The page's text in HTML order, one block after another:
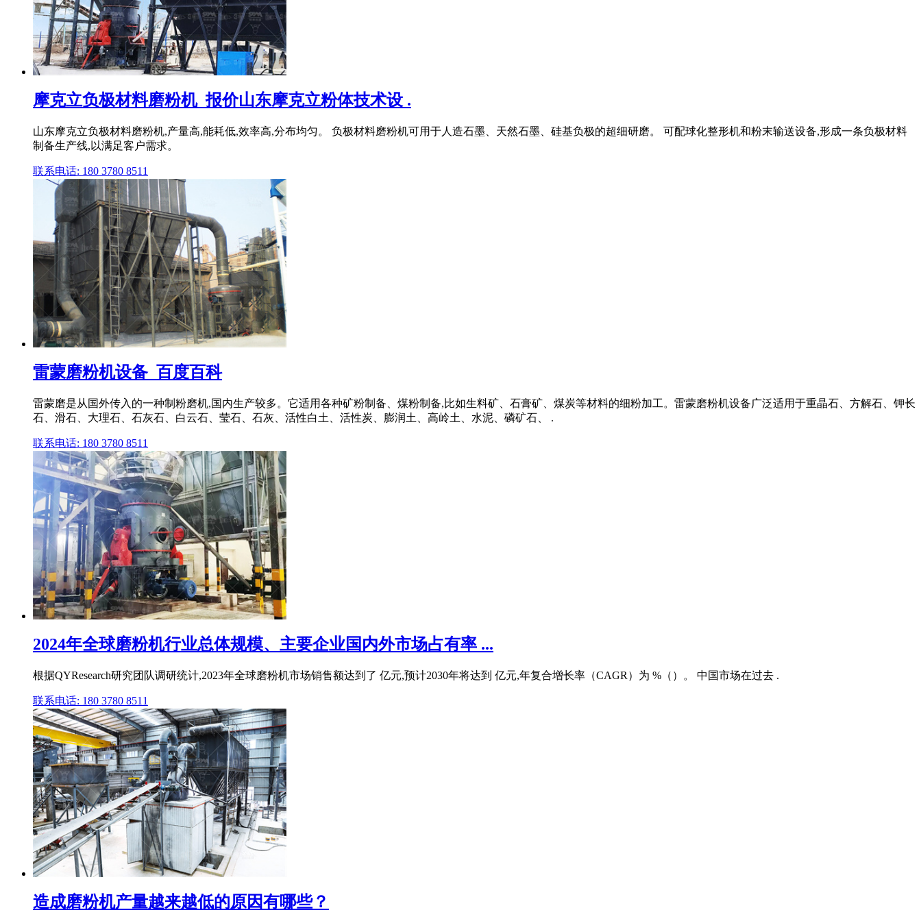
摩克立负极材料磨粉机_报价山东摩克立粉体技术设 .
山东摩克立负极材料磨粉机,产量高,能耗低,效率高,分布均匀。 负极材料磨粉机可用于人造石墨、天然石墨、硅基负极的超细研磨。 可配球化整形机和粉末输送设备,形成一条负极材料
制备生产线,以满足客户需求。
联系电话: 180 3780 8511
雷蒙磨粉机设备_百度百科
雷蒙磨是从国外传入的一种制粉磨机,国内生产较多。它适用各种矿粉制备、煤粉制备,比如生料矿、石膏矿、煤炭等材料的细粉加工。雷蒙磨粉机设备广泛适用于重晶石、方解石、钾长
石、滑石、大理石、石灰石、白云石、莹石、石灰、活性白土、活性炭、膨润土、高岭土、水泥、磷矿石、 .
联系电话: 180 3780 8511
2024年全球磨粉机行业总体规模、主要企业国内外市场占有率 ...
根据QYResearch研究团队调研统计,2023年全球磨粉机市场销售额达到了 亿元,预计2030年将达到 亿元,年复合增长率（CAGR）为 %（）。 中国市场在过去 .
联系电话: 180 3780 8511
造成磨粉机产量越来越低的原因有哪些？